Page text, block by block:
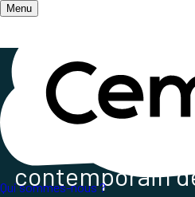
Menu
Qui sommes-nous ?
Accueil/ Qui sommes-nous ? /
Formation sur Educ Pop
contemporain